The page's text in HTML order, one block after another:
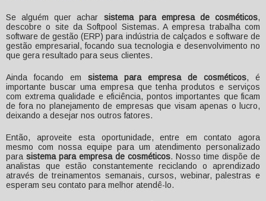
Se alguém quer achar sistema para empresa de cosméticos,
descobre o site da Softpool Sistemas. A empresa trabalha com
software de gestão (ERP) para indústria de calçados e software de
gestão empresarial, focando sua tecnologia e desenvolvimento no
que gera resultado para seus clientes.
Ainda focando em sistema para empresa de cosméticos, é
importante buscar uma empresa que tenha produtos e serviços
com extrema qualidade e eficiência, pontos importantes que ficam
de fora no planejamento de empresas que visam apenas o lucro,
deixando a desejar nos outros fatores.
Então, aproveite esta oportunidade, entre em contato agora
mesmo com nossa equipe para um atendimento personalizado
para sistema para empresa de cosméticos. Nosso time dispõe de
analistas que estão constantemente reciclando o aprendizado
através de treinamentos semanais, cursos, webinar, palestras e
esperam seu contato para melhor atendê-lo.